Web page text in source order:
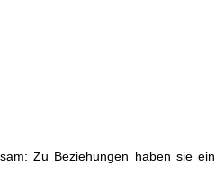
Zu Beziehungen haben sie ein